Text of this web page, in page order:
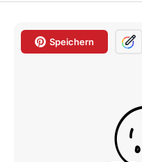
Speichern